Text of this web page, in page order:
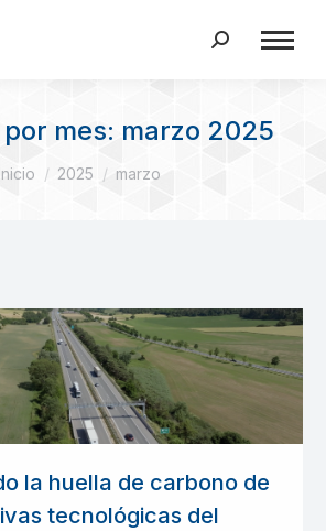
Buscar:
mes: marzo 2025
Estás aquí:
Inicio 2025 marzo
la huella de carbono de
tecnológicas del